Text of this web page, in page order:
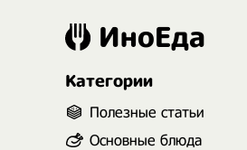
ИноЕда
Категории
Полезные статьи
Основные блюда